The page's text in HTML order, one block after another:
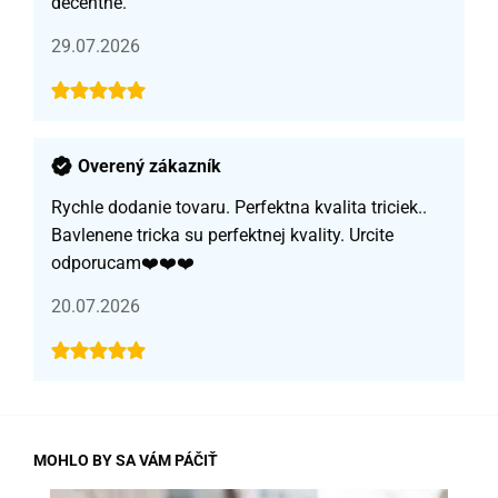
29.07.2026
Overený zákazník
Rychle dodanie tovaru. Perfektna kvalita triciek..
Bavlenene tricka su perfektnej kvality. Urcite
odporucam❤️❤️❤️
20.07.2026
MOHLO BY SA VÁM PÁČIŤ